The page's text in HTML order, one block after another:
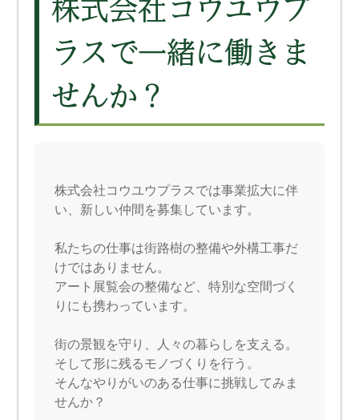
株式会社コウユウプ
ラスで一緒に働きま
せんか？
株式会社コウユウプラスでは事業拡大に伴
い、新しい仲間を募集しています。
私たちの仕事は街路樹の整備や外構工事だ
けではありません。
アート展覧会の整備など、特別な空間づく
りにも携わっています。
街の景観を守り、人々の暮らしを支える。
そして形に残るモノづくりを行う。
そんなやりがいのある仕事に挑戦してみま
せんか？